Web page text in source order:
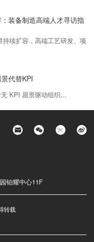
装备制造高端人才寻访指
续扩容，高端工艺研发、项
代替KPI
KPI 愿景驱动组织...
铂耀中心11F
转载